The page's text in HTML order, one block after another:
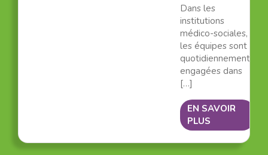
Dans les
institutions
médico-sociales,
les équipes sont
quotidiennement
engagées dans
[…]
EN SAVOIR
PLUS